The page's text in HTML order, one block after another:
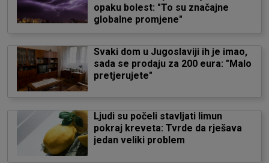
opaku bolest: "To su značajne
globalne promjene"
Svaki dom u Jugoslaviji ih je imao,
sada se prodaju za 200 eura: "Malo
pretjerujete"
Ljudi su počeli stavljati limun
pokraj kreveta: Tvrde da rješava
jedan veliki problem